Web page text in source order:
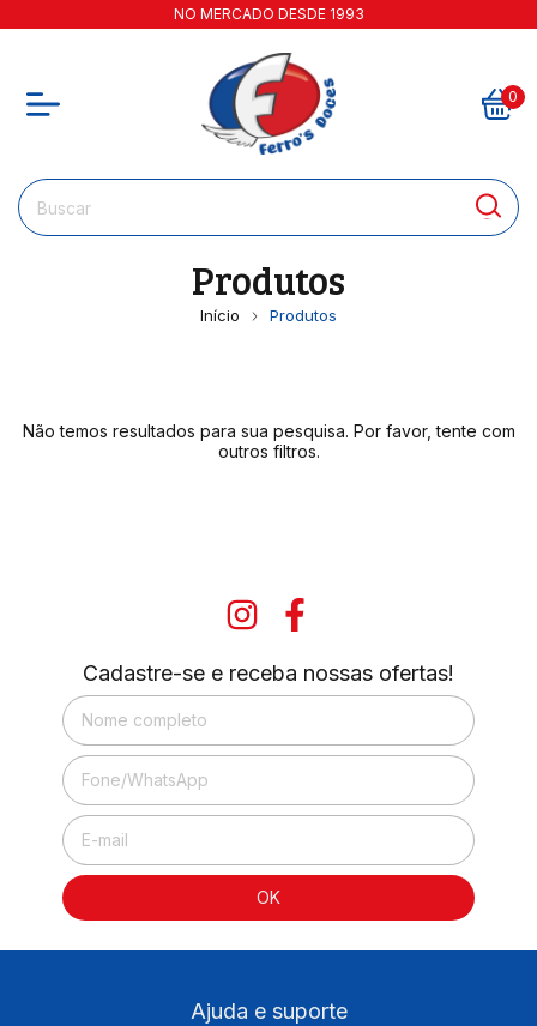
NO MERCADO DESDE 1993
0
Produtos
Início Produtos
Não temos resultados para sua pesquisa. Por favor, tente com
outros filtros.
Cadastre-se e receba nossas ofertas!
Ajuda e suporte